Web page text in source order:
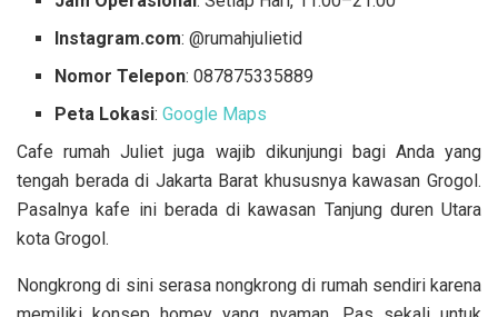
Instagram.com: @rumahjulietid
Nomor Telepon: 087875335889
Peta Lokasi:Google Maps
Cafe rumah Juliet juga wajib dikunjungi bagi Anda yang
tengah berada di Jakarta Barat khususnya kawasan Grogol.
Pasalnya kafe ini berada di kawasan Tanjung duren Utara
kota Grogol.
Nongkrong di sini serasa nongkrong di rumah sendiri karena